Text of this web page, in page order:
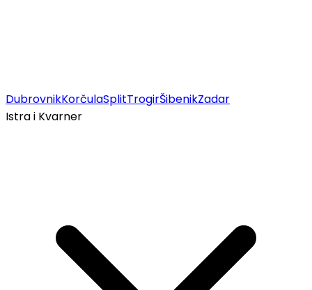
DubrovnikKorčulaSplitTrogirŠibenikZadar
Istra i Kvarner